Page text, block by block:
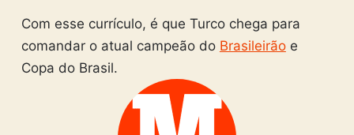
Com esse currículo, é que Turco chega para
comandar o atual campeão do Brasileirãoe
Copa do Brasil.